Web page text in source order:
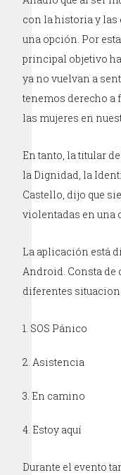
con la historia y las
una opción. Por
principal objetivo
ya no vuelvan a
tenemos derecho a
las mujeres en
En tanto, la titular
la Dignidad, la
Castello, dijo que
violentadas en una
La aplicación está
Android. Consta de
diferentes
SOS Pánico
Asistencia
En camino
Estoy aquí
Durante el evento